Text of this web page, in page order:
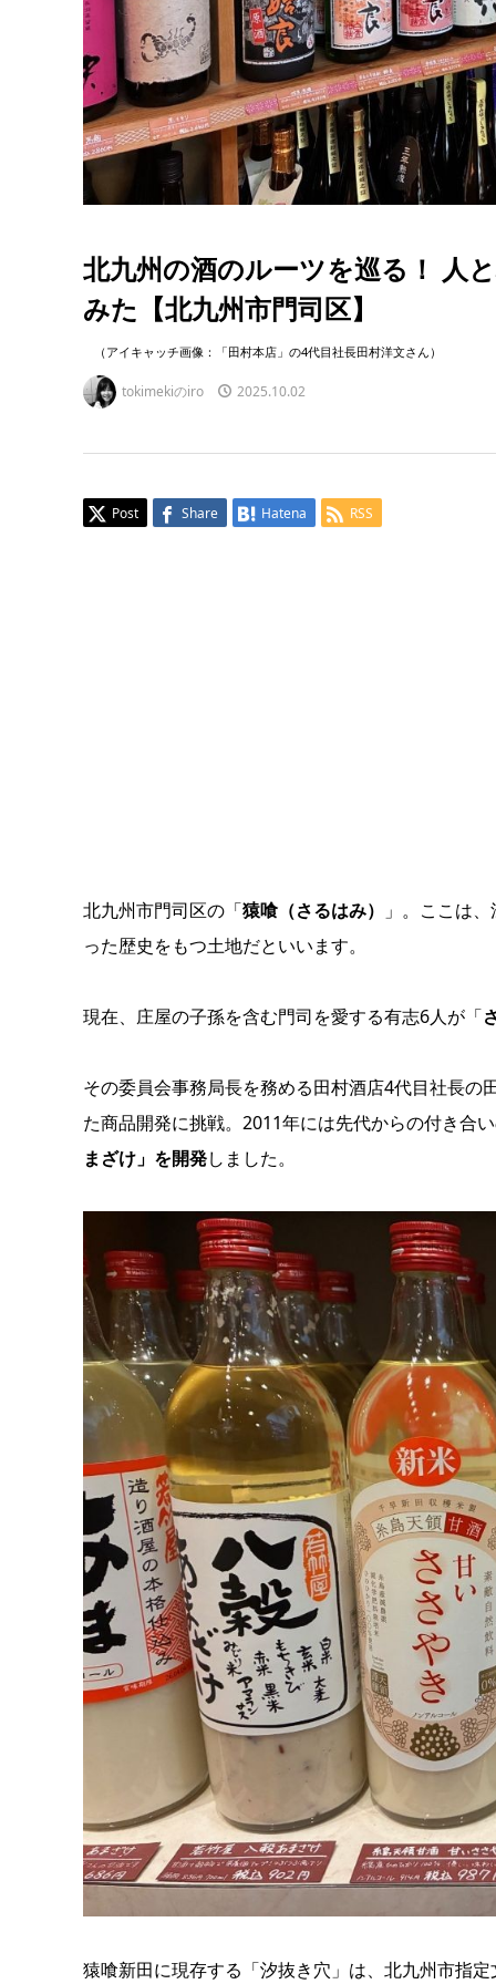
北九州の酒のルーツを巡る！ 人
みた【北九州市門司区】
（アイキャッチ画像：「田村本店」の4代目社長田村洋文さん）
tokimekiのiro 2025.10.02
Post Share Hatena RSS
北九州市門司区の「猿喰（さるはみ）
」。ここは
った歴史をもつ土地だといいます。
現在、庄屋の子孫を含む門司を愛する有志6人が「
その委員会事務局長を務める田村酒店4代目社長
た商品開発に挑戦。2011年には先代からの付き合
まざけ」を開発しました。
猿喰新田に現存する「汐抜き穴」は、北九州市指